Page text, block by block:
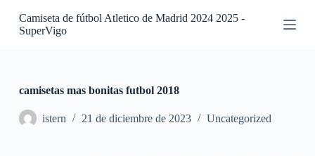
SCamiseta de fútbol Atletico de Madrid 2024 2025 -
SuperVigo
camisetas mas bonitas futbol 2018
istern 21 de diciembre de 2023 Uncategorized